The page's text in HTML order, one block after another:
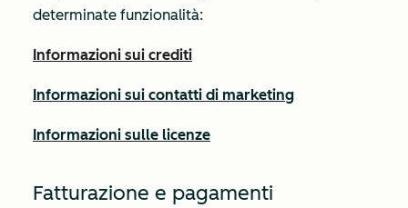
determinate funzionalità:
Informazioni sui crediti
Informazioni sui contatti di marketing
Informazioni sulle licenze
Fatturazione e pagamenti